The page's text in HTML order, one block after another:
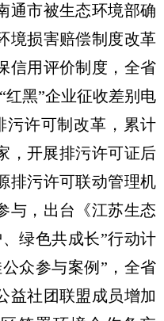
通市被生态环境部确
境损害赔偿制度改革
信用评价制度，全省
红黑”企业征收差别电
污许可制改革，累计
，开展排污许可证后
排污许可联动管理机
与，出台《江苏生态
绿色共成长”行动计
众参与案例”，全省
益社团联盟成员增加